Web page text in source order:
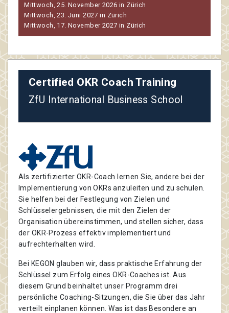
Mittwoch, 25. November 2026 in Zürich
Mittwoch, 23. Juni 2027 in Zürich
Mittwoch, 17. November 2027 in Zürich
Certified OKR Coach Training
ZfU International Business School
Als zertifizierter OKR-Coach lernen Sie, andere bei der
Implementierung von OKRs anzuleiten und zu schulen.
Sie helfen bei der Festlegung von Zielen und
Schlüsselergebnissen, die mit den Zielen der
Organisation übereinstimmen, und stellen sicher, dass
der OKR-Prozess effektiv implementiert und
aufrechterhalten wird.
Bei KEGON glauben wir, dass praktische Erfahrung der
Schlüssel zum Erfolg eines OKR-Coaches ist. Aus
diesem Grund beinhaltet unser Programm drei
persönliche Coaching-Sitzungen, die Sie über das Jahr
verteilt einplanen können. Was ist das Besondere an